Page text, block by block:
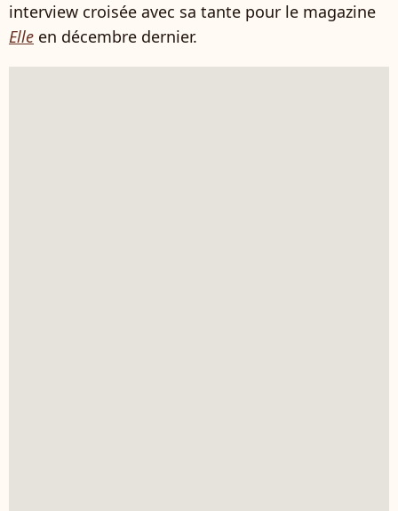
interview croisée avec sa tante pour le magazine
Elle en décembre dernier.